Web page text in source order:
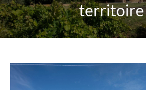
territoire